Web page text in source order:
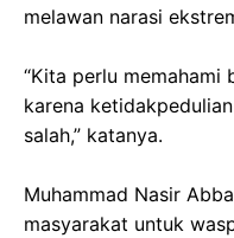
melawan narasi
“Kita perlu memahami
karena
salah,” katanya.
Muhammad Nasir
masyarakat untuk